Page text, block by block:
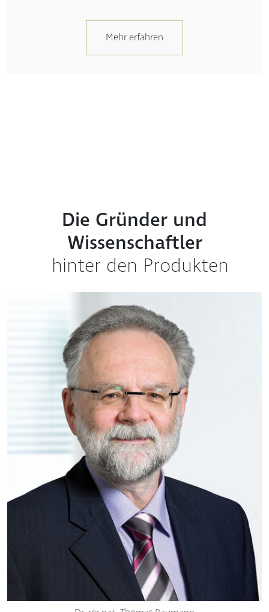
Mehr erfahren
Wissenschaftler
hinter den Produkten
Dr. rer nat. Thomas Baumann